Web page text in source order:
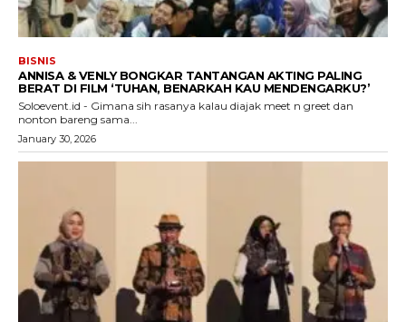
BISNIS
ANNISA & VENLY BONGKAR TANTANGAN AKTING PALING
BERAT DI FILM ‘TUHAN, BENARKAH KAU MENDENGARKU?’
Soloevent.id - Gimana sih rasanya kalau diajak meet n greet dan
nonton bareng sama...
January 30, 2026